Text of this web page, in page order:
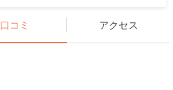
口コミ アクセス